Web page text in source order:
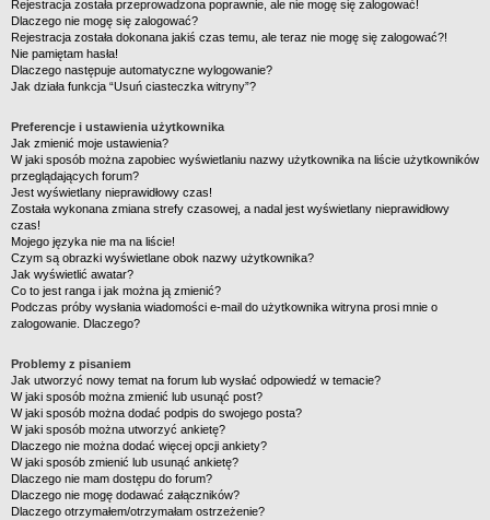
Rejestracja została przeprowadzona poprawnie, ale nie mogę się zalogować!
Dlaczego nie mogę się zalogować?
Rejestracja została dokonana jakiś czas temu, ale teraz nie mogę się zalogować?!
Nie pamiętam hasła!
Dlaczego następuje automatyczne wylogowanie?
Jak działa funkcja “Usuń ciasteczka witryny”?
Preferencje i ustawienia użytkownika
Jak zmienić moje ustawienia?
W jaki sposób można zapobiec wyświetlaniu nazwy użytkownika na liście użytkowników
przeglądających forum?
Jest wyświetlany nieprawidłowy czas!
Została wykonana zmiana strefy czasowej, a nadal jest wyświetlany nieprawidłowy
czas!
Mojego języka nie ma na liście!
Czym są obrazki wyświetlane obok nazwy użytkownika?
Jak wyświetlić awatar?
Co to jest ranga i jak można ją zmienić?
Podczas próby wysłania wiadomości e-mail do użytkownika witryna prosi mnie o
zalogowanie. Dlaczego?
Problemy z pisaniem
Jak utworzyć nowy temat na forum lub wysłać odpowiedź w temacie?
W jaki sposób można zmienić lub usunąć post?
W jaki sposób można dodać podpis do swojego posta?
W jaki sposób można utworzyć ankietę?
Dlaczego nie można dodać więcej opcji ankiety?
W jaki sposób zmienić lub usunąć ankietę?
Dlaczego nie mam dostępu do forum?
Dlaczego nie mogę dodawać załączników?
Dlaczego otrzymałem/otrzymałam ostrzeżenie?